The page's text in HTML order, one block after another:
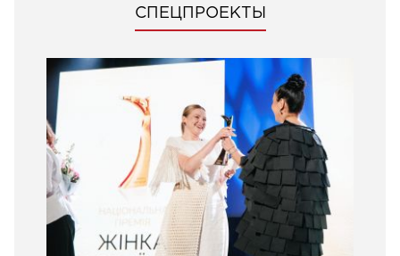
СПЕЦПРОЕКТЫ